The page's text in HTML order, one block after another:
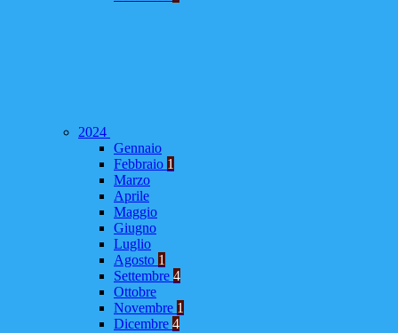
2024
Gennaio
Febbraio 1
Marzo
Aprile
Maggio
Giugno
Luglio
Agosto 1
Settembre 4
Ottobre
Novembre 1
Dicembre 4